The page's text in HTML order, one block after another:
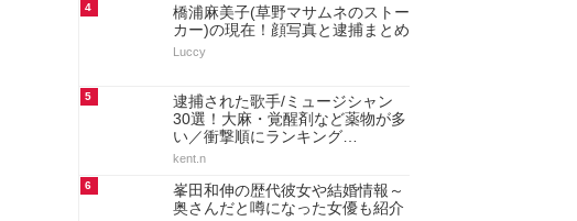
4
橋浦麻美子(草野マサムネのストー
カー)の現在！顔写真と逮捕まとめ
Luccy
5
逮捕された歌手/ミュージシャン
30選！大麻・覚醒剤など薬物が多
い／衝撃順にランキング…
kent.n
6
峯田和伸の歴代彼女や結婚情報～
奥さんだと噂になった女優も紹介